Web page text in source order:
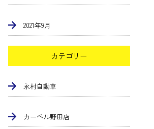
2021年9月
カテゴリー
永村自動車
カーベル野田店